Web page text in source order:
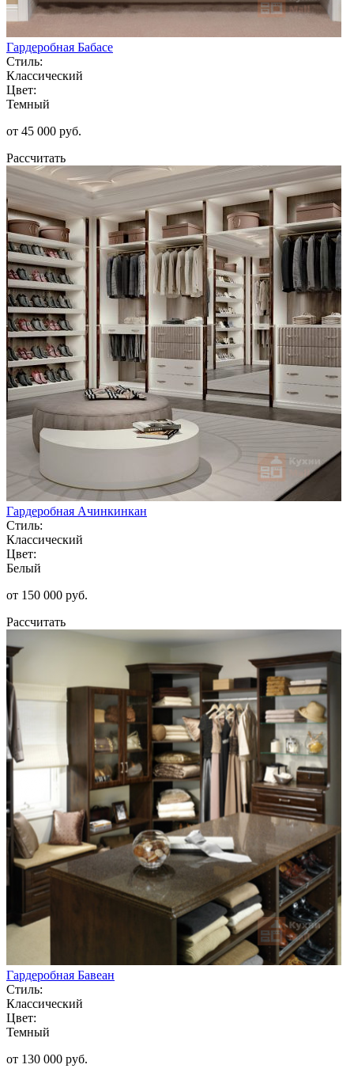
Гардеробная Бабасе
Стиль:
Классический
Цвет:
Темный
от 45 000 руб.
Рассчитать
Гардеробная Ачинкинкан
Стиль:
Классический
Цвет:
Белый
от 150 000 руб.
Рассчитать
Гардеробная Бавеан
Стиль:
Классический
Цвет:
Темный
от 130 000 руб.